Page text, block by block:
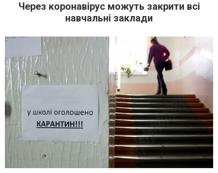
Через коронавірус можуть закрити всі
навчальні заклади